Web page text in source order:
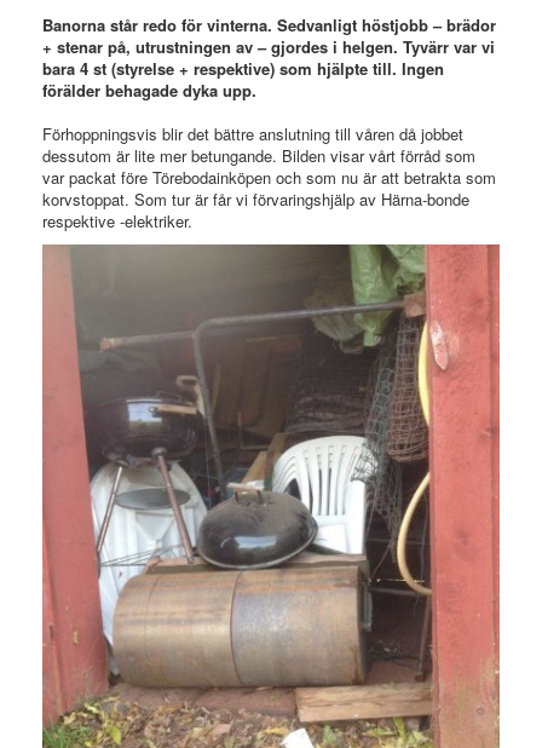
Banorna står redo för vinterna. Sedvanligt höstjobb – brädor
+ stenar på, utrustningen av – gjordes i helgen. Tyvärr var vi
bara 4 st (styrelse + respektive) som hjälpte till. Ingen
förälder behagade dyka upp.
Förhoppningsvis blir det bättre anslutning till våren då jobbet
dessutom är lite mer betungande. Bilden visar vårt förråd som
var packat före Törebodainköpen och som nu är att betrakta som
korvstoppat. Som tur är får vi förvaringshjälp av Härna-bonde
respektive -elektriker.